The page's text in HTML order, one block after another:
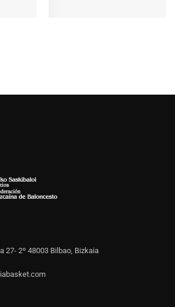
27- 2º 48003 Bilbao, Bizkaia